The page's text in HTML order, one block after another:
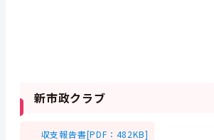
新市政クラブ
収支報告書[PDF：482KB]